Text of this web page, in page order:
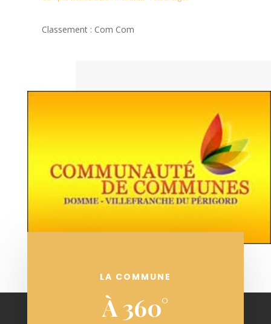
Classement : Com Com
LA COMMUNE
À 360°